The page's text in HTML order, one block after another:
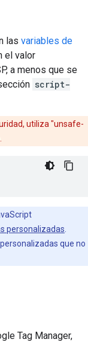
las variables de
el valor
a menos que se
script-
utiliza "unsafe-
personalizadas
que no
Tag Manager,